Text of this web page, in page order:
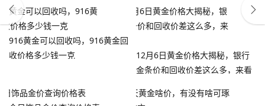
916黄金可以回收吗，916黄金回
收价格多少钱一克
12月6日黄金价格大揭秘，银行
金条价和回收价差这么多，来看